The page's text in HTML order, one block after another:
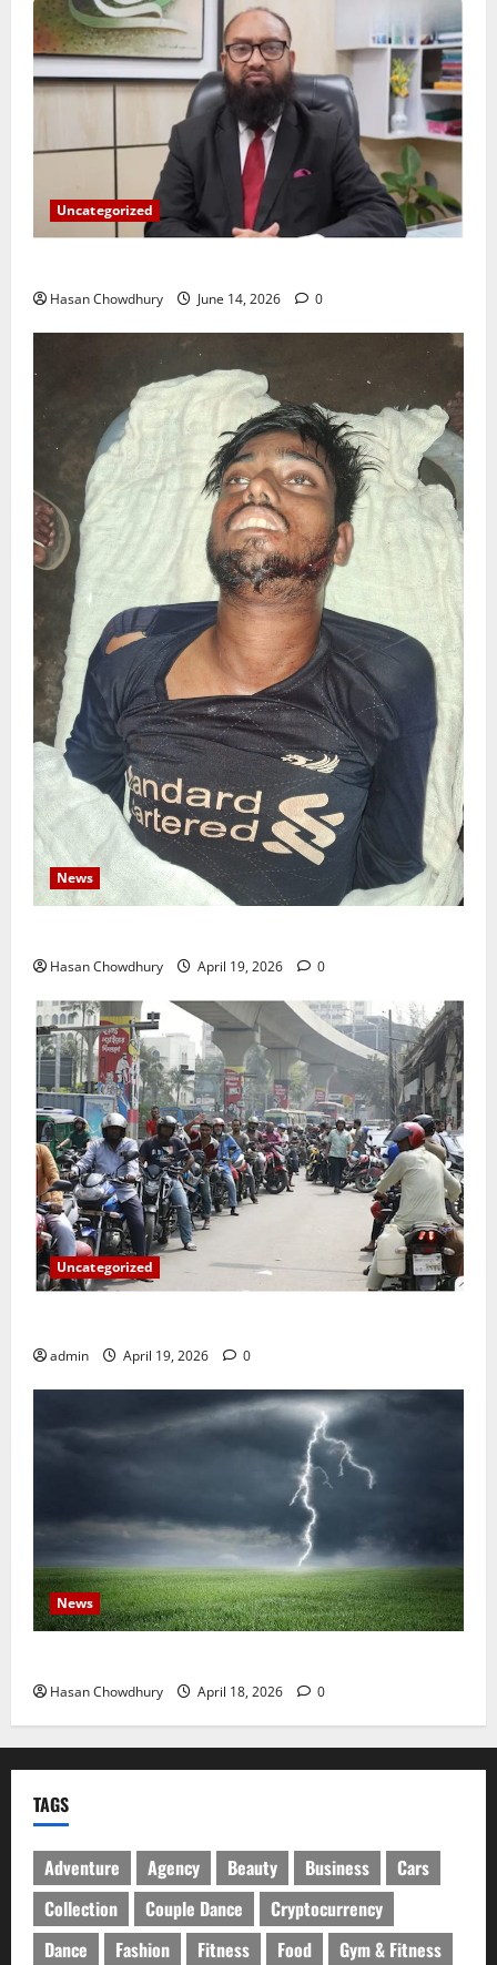
Uncategorized
Hasan Chowdhury June 14, 2026 0
News
Hasan Chowdhury April 19, 2026 0
Uncategorized
admin April 19, 2026 0
News
Hasan Chowdhury April 18, 2026 0
TAGS
Adventure Agency Beauty Business
Cars
Collection
Couple Dance
Cryptocurrency
Dance
Fashion Fitness Food
Gym & Fitness